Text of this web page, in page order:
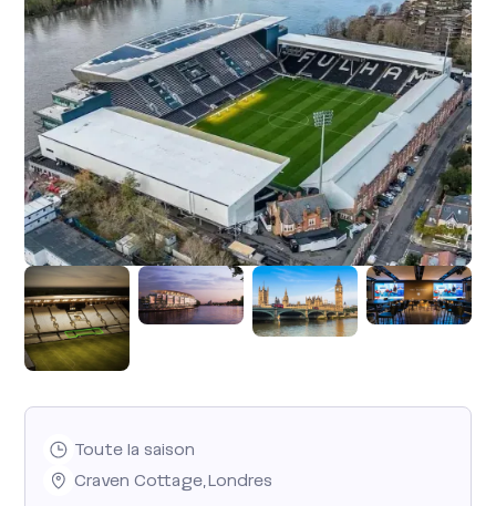
Toute la saison
Craven Cottage,Londres